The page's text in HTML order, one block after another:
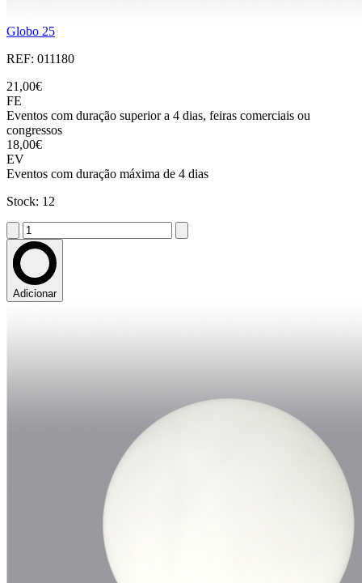
Globo 25
REF: 011180
21,00€
FE
Eventos com duração superior a 4 dias, feiras comerciais ou
congressos
18,00€
EV
Eventos com duração máxima de 4 dias
Stock: 12
Adicionar